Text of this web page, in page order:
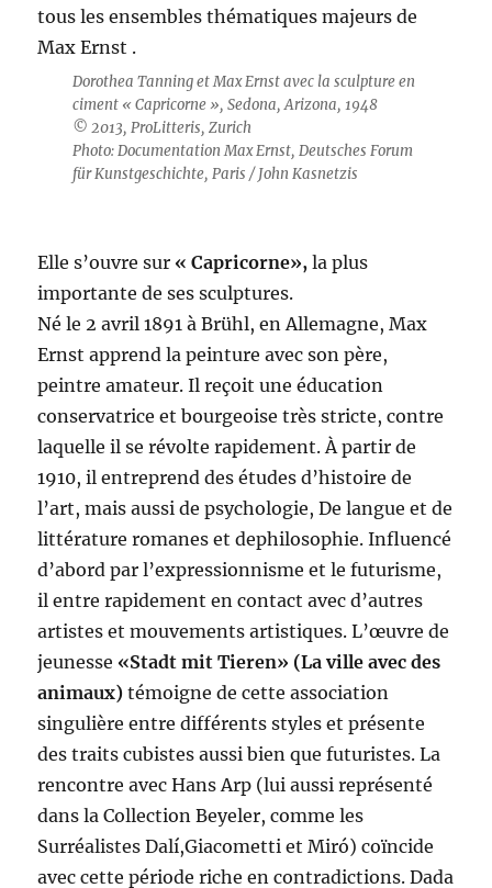
tous les ensembles thématiques majeurs de
Max Ernst .
Dorothea Tanning et Max Ernst avec la sculpture en
ciment « Capricorne », Sedona, Arizona, 1948
© 2013, ProLitteris, Zurich
Photo: Documentation Max Ernst, Deutsches Forum
für Kunstgeschichte, Paris / John Kasnetzis
Elle s’ouvre sur « Capricorne», la plus
importante de ses sculptures.
Né le 2 avril 1891 à Brühl, en Allemagne, Max
Ernst apprend la peinture avec son père,
peintre amateur. Il reçoit une éducation
conservatrice et bourgeoise très stricte, contre
laquelle il se révolte rapidement. À partir de
1910, il entreprend des études d’histoire de
l’art, mais aussi de psychologie, De langue et de
littérature romanes et dephilosophie. Influencé
d’abord par l’expressionnisme et le futurisme,
il entre rapidement en contact avec d’autres
artistes et mouvements artistiques. L’œuvre de
jeunesse «Stadt mit Tieren» (La ville avec des
animaux) témoigne de cette association
singulière entre différents styles et présente
des traits cubistes aussi bien que futuristes. La
rencontre avec Hans Arp (lui aussi représenté
dans la Collection Beyeler, comme les
Surréalistes Dalí,Giacometti et Miró) coïncide
avec cette période riche en contradictions. Dada